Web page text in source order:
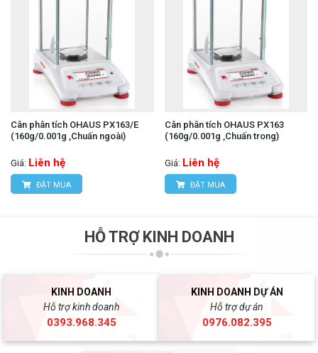
Cân phân tích OHAUS PX163/E
(160g/0.001g ,Chuấn ngoài)
Giá: Liên hệ
ĐẶT MUA
Cân phân tích OHAUS PX163
(160g/0.001g ,Chuấn trong)
Giá: Liên hệ
ĐẶT MUA
HỖ TRỢ KINH DOANH
KINH DOANH
Hỗ trợ kinh doanh
0393.968.345
KINH DOANH DỰ ÁN
Hỗ trợ dự án
0976.082.395